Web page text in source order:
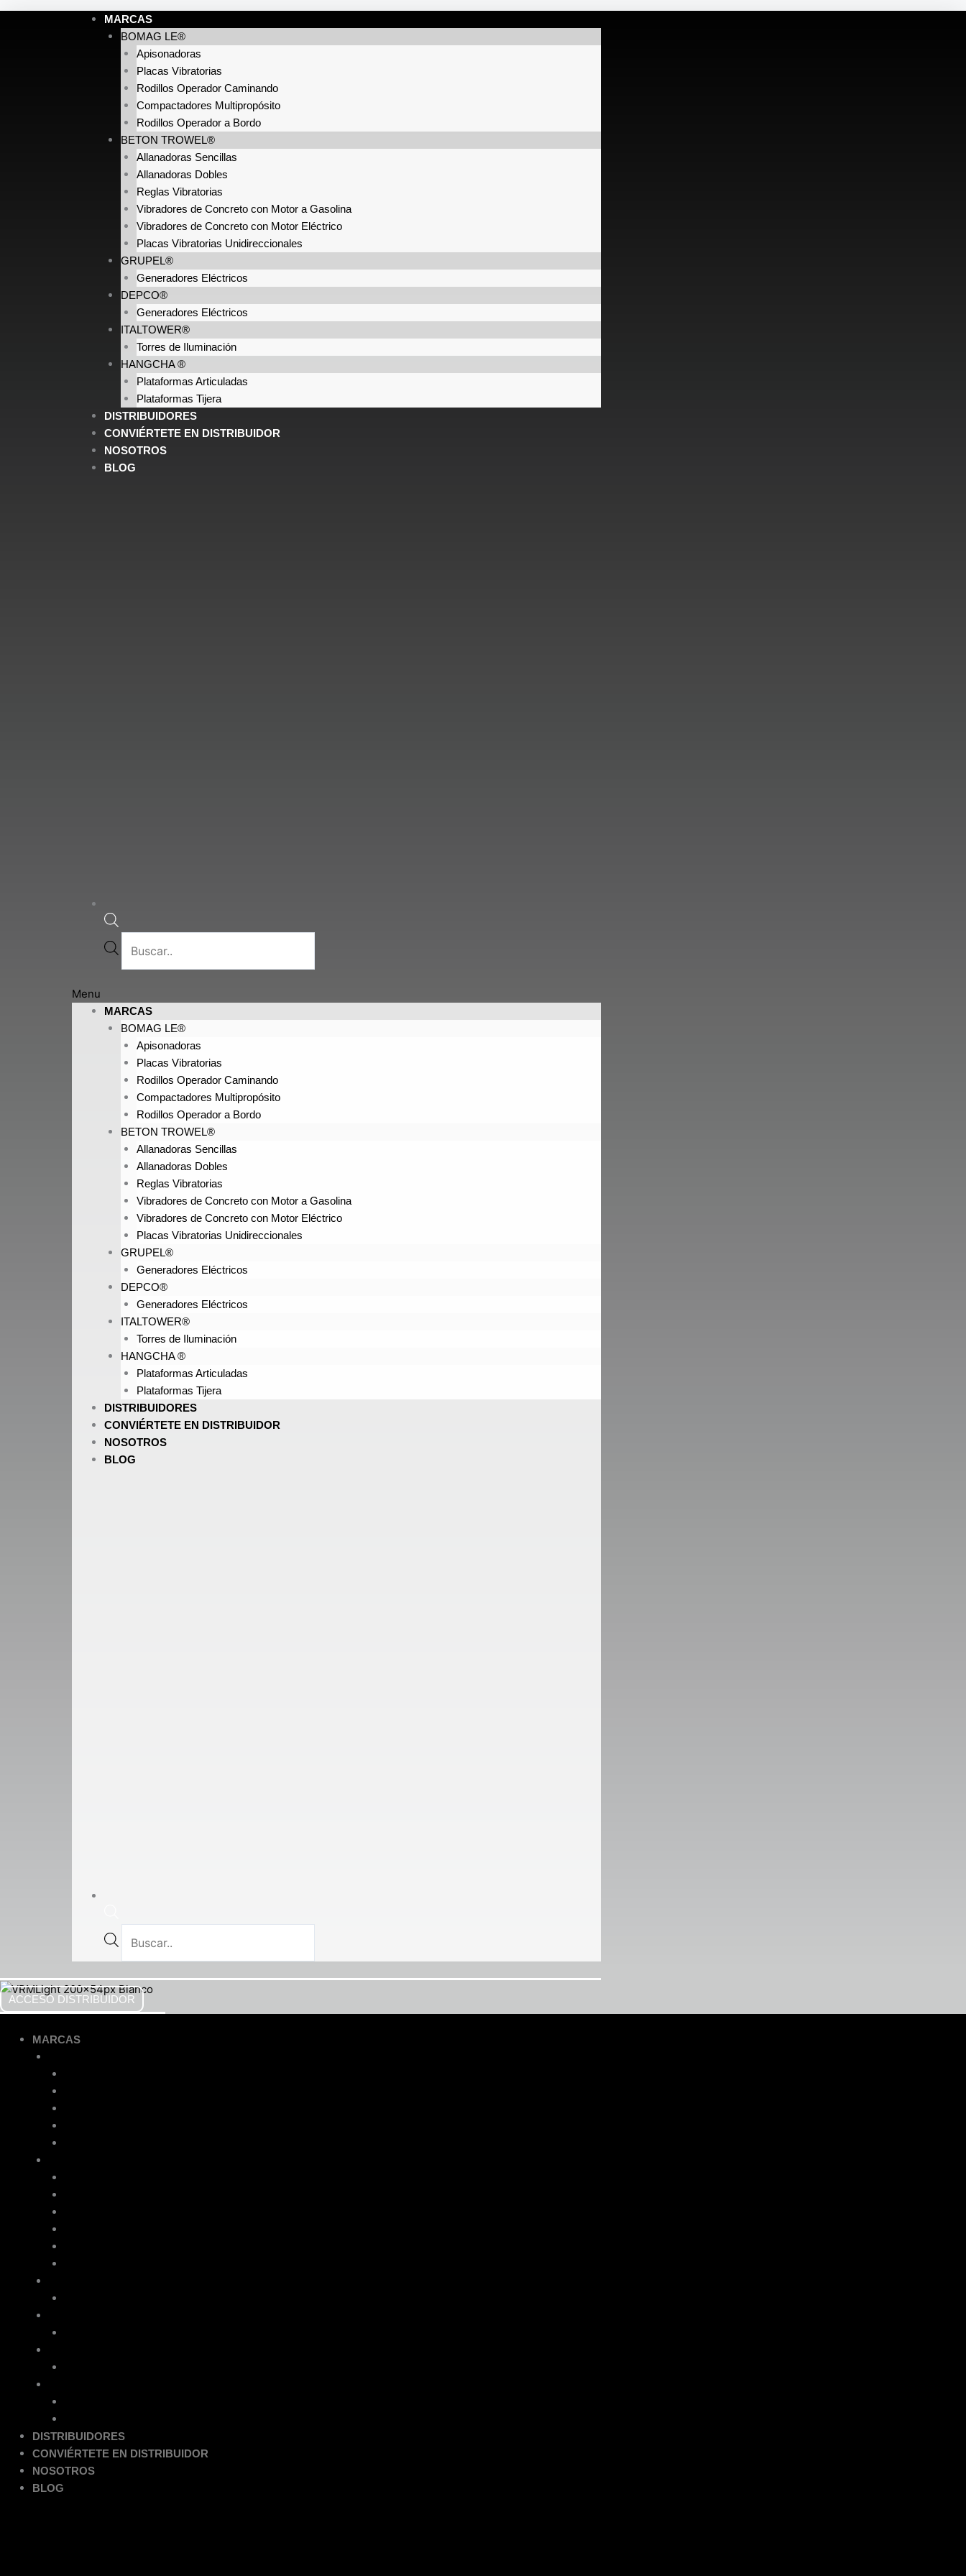
Ir
MARCAS
BOMAG LE®
Apisonadoras
Placas Vibratorias
Rodillos Operador Caminando
Compactadores Multipropósito
Rodillos Operador a Bordo
BETON TROWEL®
Allanadoras Sencillas
Allanadoras Dobles
Reglas Vibratorias
Vibradores de Concreto con Motor a Gasolina
Vibradores de Concreto con Motor Eléctrico
Placas Vibratorias Unidireccionales
GRUPEL®
Generadores Eléctricos
DEPCO®
Generadores Eléctricos
ITALTOWER®
Torres de Iluminación
HANGCHA ®
Plataformas Articuladas
Plataformas Tijera
DISTRIBUIDORES
CONVIÉRTETE EN DISTRIBUIDOR
NOSOTROS
BLOG
Products
search
Menu
MARCAS
BOMAG LE®
Apisonadoras
Placas Vibratorias
Rodillos Operador Caminando
Compactadores Multipropósito
Rodillos Operador a Bordo
BETON TROWEL®
Allanadoras Sencillas
Allanadoras Dobles
Reglas Vibratorias
Vibradores de Concreto con Motor a Gasolina
Vibradores de Concreto con Motor Eléctrico
Placas Vibratorias Unidireccionales
GRUPEL®
Generadores Eléctricos
DEPCO®
Generadores Eléctricos
ITALTOWER®
Torres de Iluminación
HANGCHA ®
Plataformas Articuladas
Plataformas Tijera
DISTRIBUIDORES
CONVIÉRTETE EN DISTRIBUIDOR
NOSOTROS
BLOG
Products
search
ACCESO DISTRIBUIDOR
MARCAS
DISTRIBUIDORES
CONVIÉRTETE EN DISTRIBUIDOR
NOSOTROS
BLOG
Products
Products